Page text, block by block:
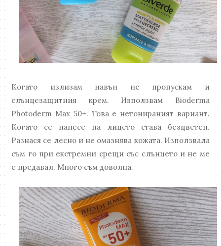
Когато излизам навън не пропускам и
слънцезащитния крем. Използвам Bioderma
Photoderm Max 50+. Това е нетонираният вариант.
Когато се нанесе на лицето става безцветен.
Разнася се лесно и не омазнява кожата. Използвала
съм го при екстремни срещи със слънцето и не ме
е предавал. Много съм доволна.